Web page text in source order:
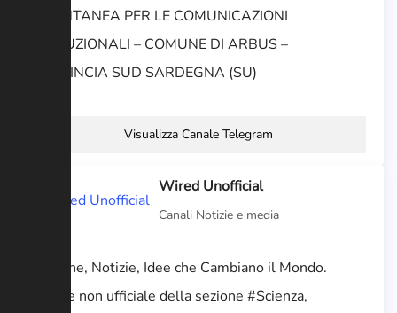
ISTANTANEA PER LE COMUNICAZIONI
ISTITUZIONALI – COMUNE DI ARBUS –
PROVINCIA SUD SARDEGNA (SU)
Visualizza Canale Telegram
Wired Unofficial
Canali Notizie e media
Persone, Notizie, Idee che Cambiano il Mondo.
Canale non ufficiale della sezione #Scienza,